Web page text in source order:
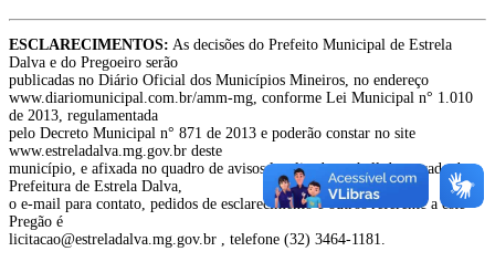
ESCLARECIMENTOS: As decisões do Prefeito Municipal de Estrela
Dalva e do Pregoeiro serão
publicadas no Diário Oficial dos Municípios Mineiros, no endereço
www.diariomunicipal.com.br/amm-mg, conforme Lei Municipal n° 1.010
de 2013, regulamentada
pelo Decreto Municipal n° 871 de 2013 e poderão constar no site
www.estreladalva.mg.gov.br deste
município, e afixada no quadro de avisos localizado no hall de entrada da
Prefeitura de Estrela Dalva,
o e-mail para contato, pedidos de esclarecimento e outros referente a este
Pregão é
licitacao@estreladalva.mg.gov.br , telefone (32) 3464-1181.